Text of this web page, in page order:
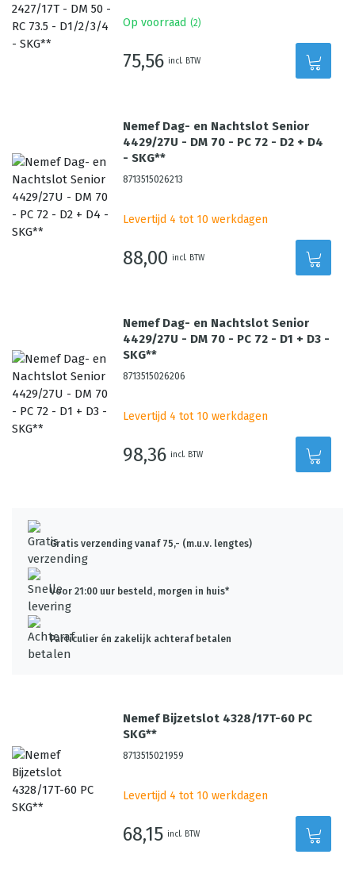
Op voorraad (2)
75,56 incl. BTW
Nemef Dag- en Nachtslot Senior
4429/27U - DM 70 - PC 72 - D2 + D4
- SKG**
8713515026213
Levertijd 4 tot 10 werkdagen
88,00 incl. BTW
Nemef Dag- en Nachtslot Senior
4429/27U - DM 70 - PC 72 - D1 + D3 -
SKG**
8713515026206
Levertijd 4 tot 10 werkdagen
98,36 incl. BTW
Gratis verzending vanaf 75,- (m.u.v. lengtes)
Voor 21:00 uur besteld, morgen in huis*
Particulier én zakelijk achteraf betalen
Nemef Bijzetslot 4328/17T-60 PC
SKG**
8713515021959
Levertijd 4 tot 10 werkdagen
68,15 incl. BTW